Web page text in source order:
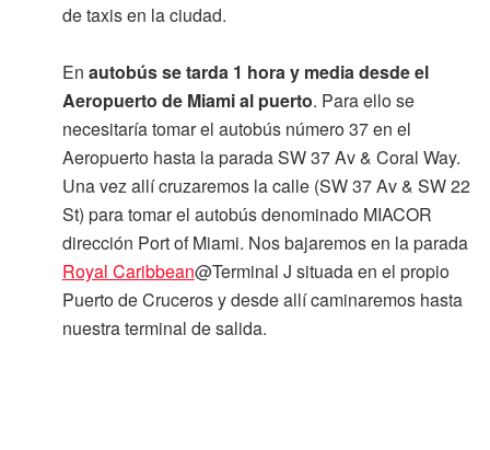
de taxis en la ciudad.
En autobús se tarda 1 hora y media desde el
Aeropuerto de Miami al puerto. Para ello se
necesitaría tomar el autobús número 37 en el
Aeropuerto hasta la parada SW 37 Av & Coral Way.
Una vez allí cruzaremos la calle (SW 37 Av & SW 22
St) para tomar el autobús denominado MIACOR
dirección Port of Miami. Nos bajaremos en la parada
Royal Caribbean@Terminal J situada en el propio
Puerto de Cruceros y desde allí caminaremos hasta
nuestra terminal de salida.